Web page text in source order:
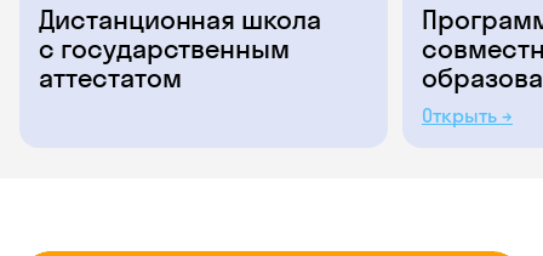
Дистанционная школа
с государственным
аттестатом
Открыть →